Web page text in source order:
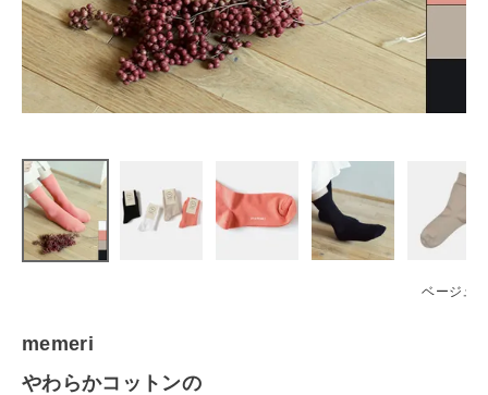
ットンの
プレーンソ
ックス
1,100
CATEGORY
ナチュラル服
生活雑貨
ベージュ
memeri
やわらかコットンの